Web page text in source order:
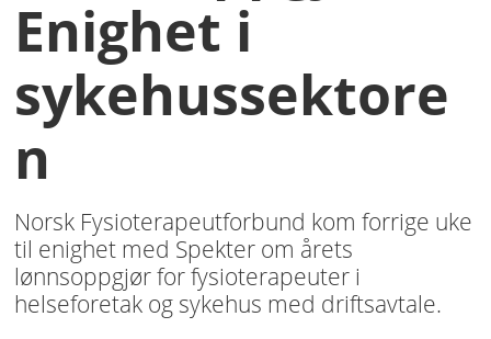
Enighet i
sykehussektore
n
Norsk Fysioterapeutforbund kom forrige uke
til enighet med Spekter om årets
lønnsoppgjør for fysioterapeuter i
helseforetak og sykehus med driftsavtale.